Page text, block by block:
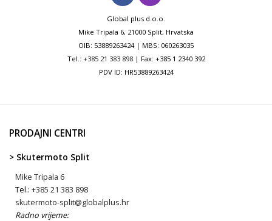
Global plus d.o.o.
Mike Tripala 6, 21000 Split, Hrvatska
OIB: 53889263424 | MBS: 060263035
Tel.: +385 21 383 898| Fax: +385 1 2340 392
PDV ID: HR53889263424
PRODAJNI CENTRI
> Skutermoto Split
Mike Tripala 6
Tel.: +385 21 383 898
skutermoto-split@globalplus.hr
Radno vrijeme: